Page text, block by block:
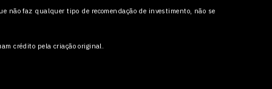
não faz qualquer tipo de recomendação de investimento, não se
crédito pela criação original.